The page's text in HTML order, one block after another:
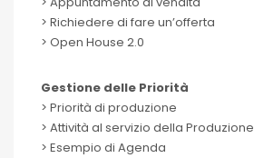
> Richiedere di fare un’offerta
> Open House 2.0
Gestione delle Priorità
> Priorità di produzione
> Attività al servizio della Produzione
> Esempio di Agenda